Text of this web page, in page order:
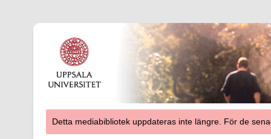
Detta mediabibliotek uppdateras inte längre. För de